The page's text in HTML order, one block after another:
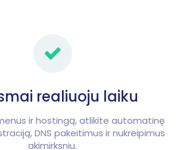
realiuoju laiku
ir hostingą, atlikite automatinę
DNS pakeitimus ir nukreipimus
akimirksniu.